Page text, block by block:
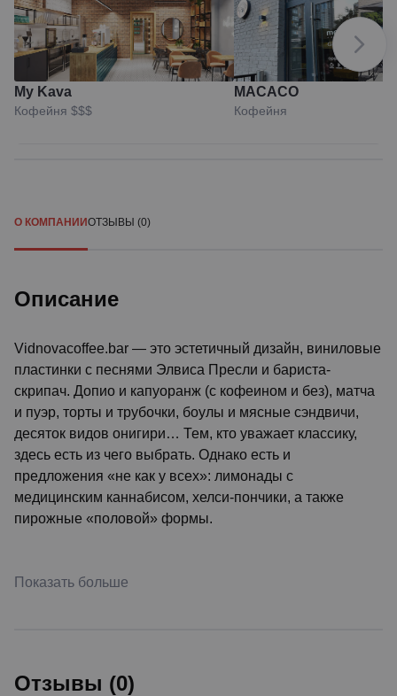
My Kava
Кофейня $$$
MACACO
Кофейня
О КОМПАНИИОТЗЫВЫ (0)
Описание
Vidnovacoffee.bar — это эстетичный дизайн, виниловые
пластинки с песнями Элвиса Пресли и бариста-
скрипач. Допио и капуоранж (с кофеином и без), матча
и пуэр, торты и трубочки, боулы и мясные сэндвичи,
десяток видов онигири… Тем, кто уважает классику,
здесь есть из чего выбрать. Однако есть и
предложения «не как у всех»: лимонады с
медицинским каннабисом, хелси-пончики, а также
пирожные «половой» формы.
Показать больше
Отзывы (0)